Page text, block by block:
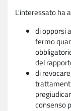
L'interessato ha
di opporsi
fermo
del
di
consenso